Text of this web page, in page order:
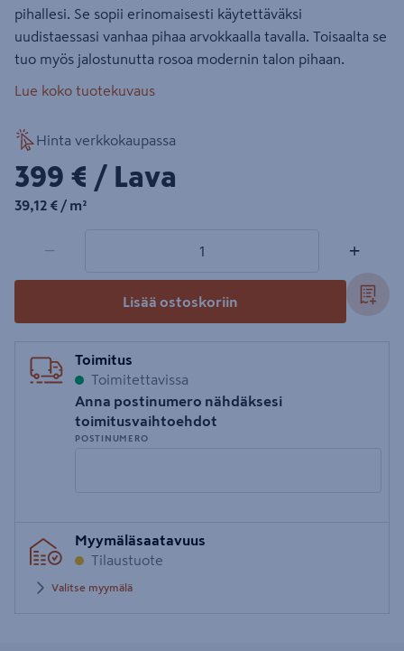
pihallesi. Se sopii erinomaisesti käytettäväksi
uudistaessasi vanhaa pihaa arvokkaalla tavalla. Toisaalta se
tuo myös jalostunutta rosoa modernin talon pihaan.
Lue koko tuotekuvaus
Hinta verkkokaupassa
399€/Lava
399 € / Lava
39,12€/m²
39,12 € / m²
− +
Lisää ostoskoriin
Toimitus
Toimitettavissa
Anna postinumero nähdäksesi
toimitusvaihtoehdot
POSTINUMERO
postinumero
Myymäläsaatavuus
Tilaustuote
Valitse myymälä